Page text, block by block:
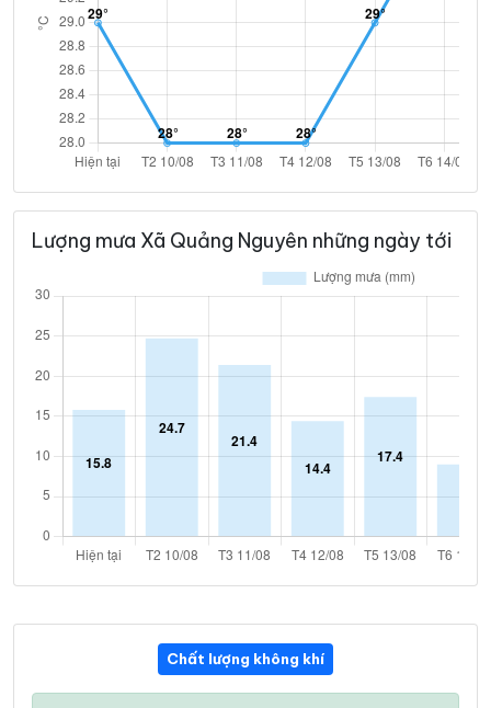
Lượng mưa Xã Quảng Nguyên những ngày tới
Chất lượng không khí